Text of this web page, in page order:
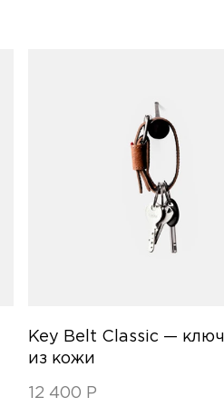
Key Belt Classic —
из кожи
12 400 Р